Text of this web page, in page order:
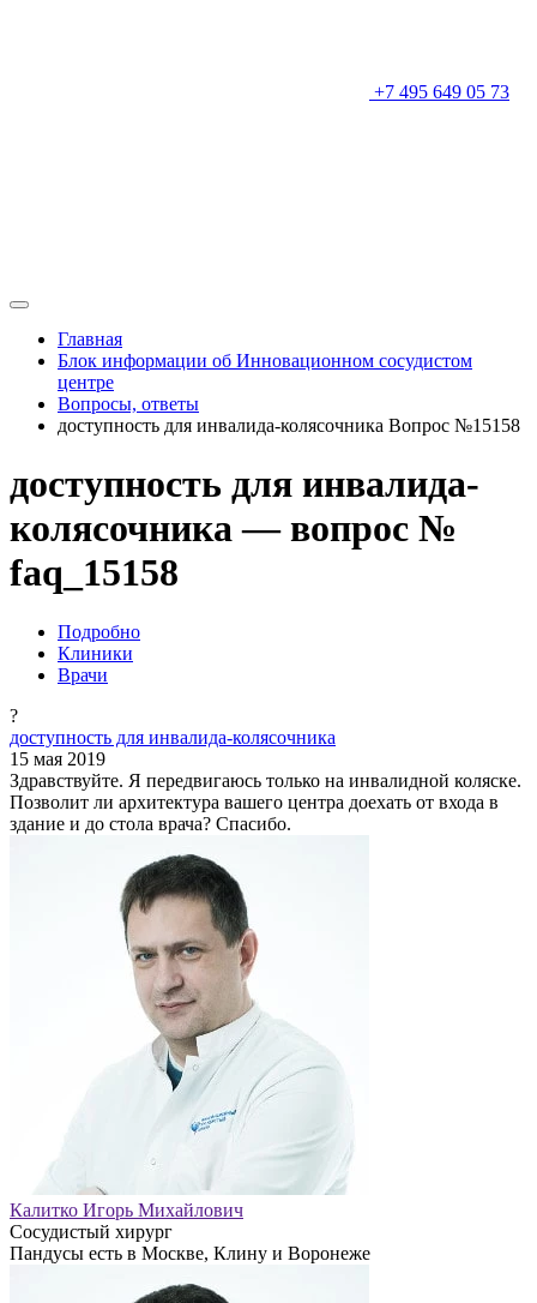
+7 495 649 05 73
Главная
Блок информации об Инновационном сосудистом
центре
Вопросы, ответы
доступность для инвалида-колясочника Вопрос №15158
доступность для инвалида-
колясочника — вопрос №
faq_15158
Подробно
Клиники
Врачи
?
доступность для инвалида-колясочника
15 мая 2019
Здравствуйте. Я передвигаюсь только на инвалидной коляске.
Позволит ли архитектура вашего центра доехать от входа в
здание и до стола врача? Спасибо.
Калитко Игорь Михайлович
Сосудистый хирург
Пандусы есть в Москве, Клину и Воронеже